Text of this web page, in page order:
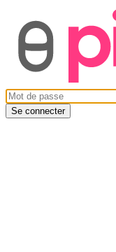
Se connecter